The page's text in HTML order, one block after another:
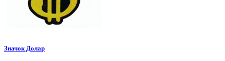
Значок Долар